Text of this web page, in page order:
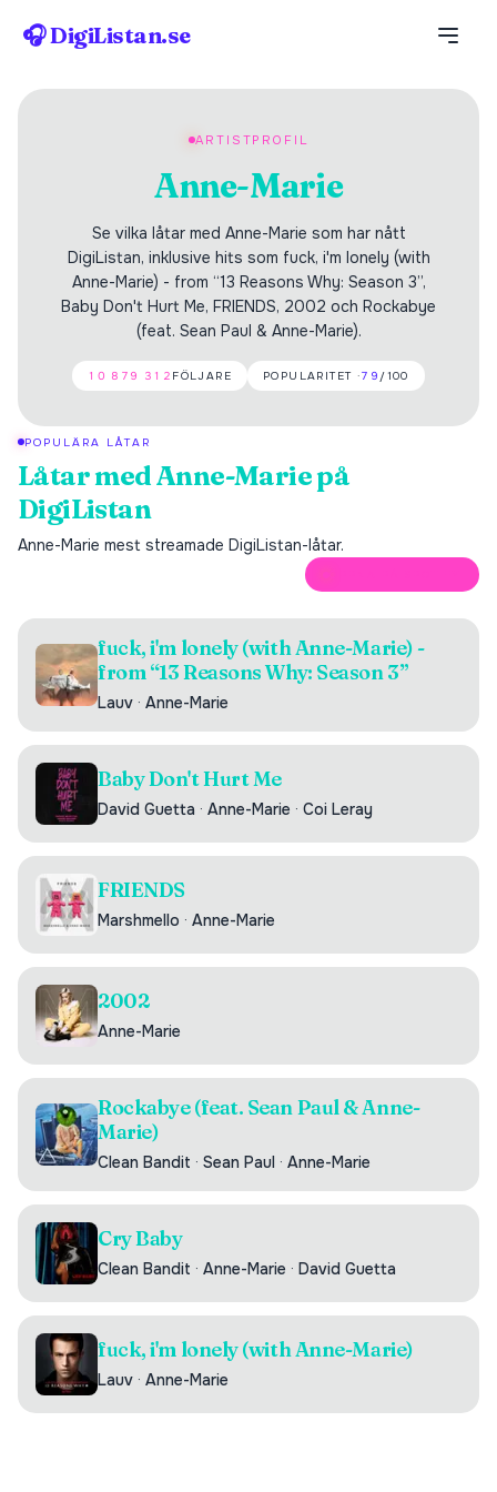
🎧 DigiListan.se
ARTISTPROFIL
Anne-Marie
Se vilka låtar med Anne-Marie som har nått
DigiListan, inklusive hits som fuck, i'm lonely (with
Anne-Marie) - from “13 Reasons Why: Season 3”,
Baby Don't Hurt Me, FRIENDS, 2002 och Rockabye
(feat. Sean Paul & Anne-Marie).
10 879 312 FÖLJARE POPULARITET ·79 /100
POPULÄRA LÅTAR
Låtar medAnne-Mariepå
DigiListan
Anne-Marie mest streamade DigiListan-låtar.
fuck, i'm lonely (with Anne-Marie) -
from “13 Reasons Why: Season 3”
Lauv · Anne-Marie
Baby Don't Hurt Me
David Guetta · Anne-Marie · Coi Leray
FRIENDS
Marshmello · Anne-Marie
2002
Anne-Marie
Rockabye (feat. Sean Paul & Anne-
Marie)
Clean Bandit · Sean Paul · Anne-Marie
Cry Baby
Clean Bandit · Anne-Marie · David Guetta
fuck, i'm lonely (with Anne-Marie)
Lauv · Anne-Marie